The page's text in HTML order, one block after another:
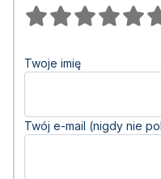
Twoje imię
Twój e-mail (nigdy nie